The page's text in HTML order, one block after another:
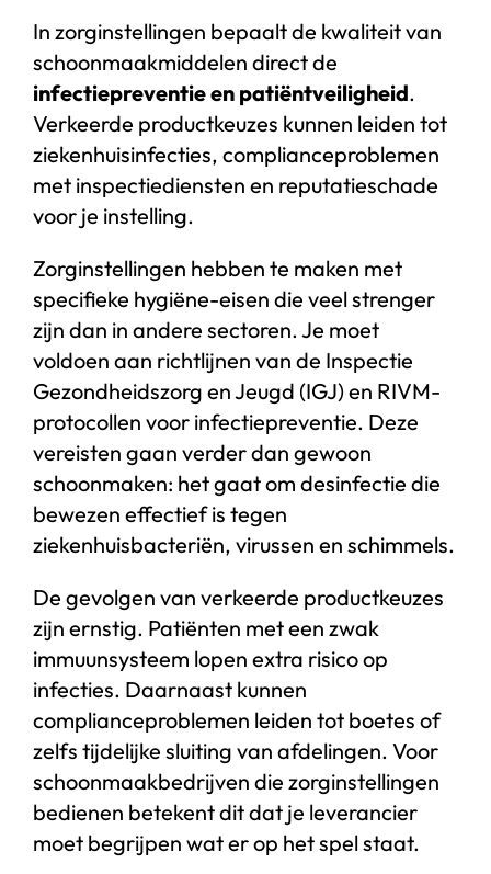
In zorginstellingen bepaalt de kwaliteit van
schoonmaakmiddelen direct de
infectiepreventie en patiëntveiligheid.
Verkeerde productkeuzes kunnen leiden tot
ziekenhuisinfecties, complianceproblemen
met inspectiediensten en reputatieschade
voor je instelling.
Zorginstellingen hebben te maken met
specifieke hygiëne-eisen die veel strenger
zijn dan in andere sectoren. Je moet
voldoen aan richtlijnen van de Inspectie
Gezondheidszorg en Jeugd (IGJ) en RIVM-
protocollen voor infectiepreventie. Deze
vereisten gaan verder dan gewoon
schoonmaken: het gaat om desinfectie die
bewezen effectief is tegen
ziekenhuisbacteriën, virussen en schimmels.
De gevolgen van verkeerde productkeuzes
zijn ernstig. Patiënten met een zwak
immuunsysteem lopen extra risico op
infecties. Daarnaast kunnen
complianceproblemen leiden tot boetes of
zelfs tijdelijke sluiting van afdelingen. Voor
schoonmaakbedrijven die zorginstellingen
bedienen betekent dit dat je leverancier
moet begrijpen wat er op het spel staat.